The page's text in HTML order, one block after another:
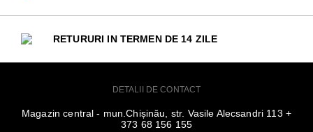
RETURURI IN TERMEN DE 14 ZILE
DETALII DE CONTACT
Magazin central - mun.Chișinău, str. Vasile Alecsandri 113 +
373 68 156 155